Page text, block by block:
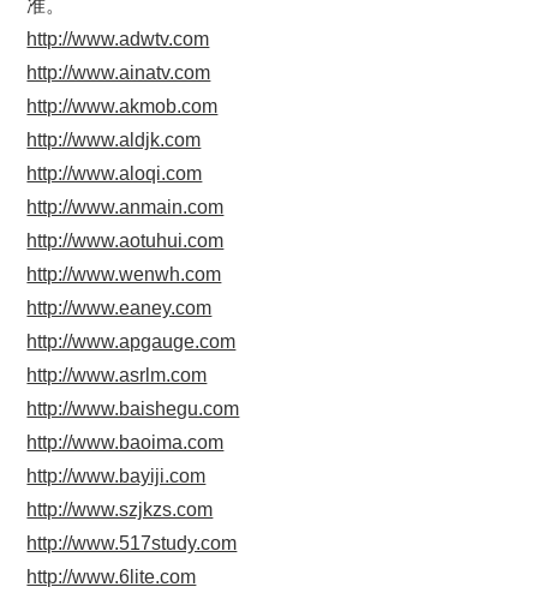
准。
http://www.adwtv.com
http://www.ainatv.com
http://www.akmob.com
http://www.aldjk.com
http://www.aloqi.com
http://www.anmain.com
http://www.aotuhui.com
http://www.wenwh.com
http://www.eaney.com
http://www.apgauge.com
http://www.asrlm.com
http://www.baishegu.com
http://www.baoima.com
http://www.bayiji.com
http://www.szjkzs.com
http://www.517study.com
http://www.6lite.com